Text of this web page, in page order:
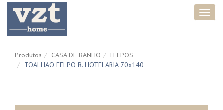
Produtos CASA DE BANHO
FELPOS
TOALHAO FELPO R. HOTELARIA 70x140